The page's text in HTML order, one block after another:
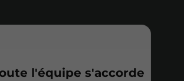
l'équipe s'accorde